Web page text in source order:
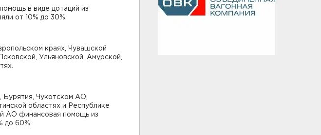
в виде дотаций из
от 10% до 30%.
краях, Чувашской
Ульяновской, Амурской,
Бурятия, Чукотском АО,
областях и Республике
АО финансовая помощь из
до 60%.